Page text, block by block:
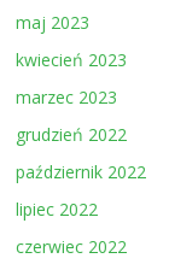
maj 2023
kwiecień 2023
marzec 2023
grudzień 2022
październik 2022
lipiec 2022
czerwiec 2022